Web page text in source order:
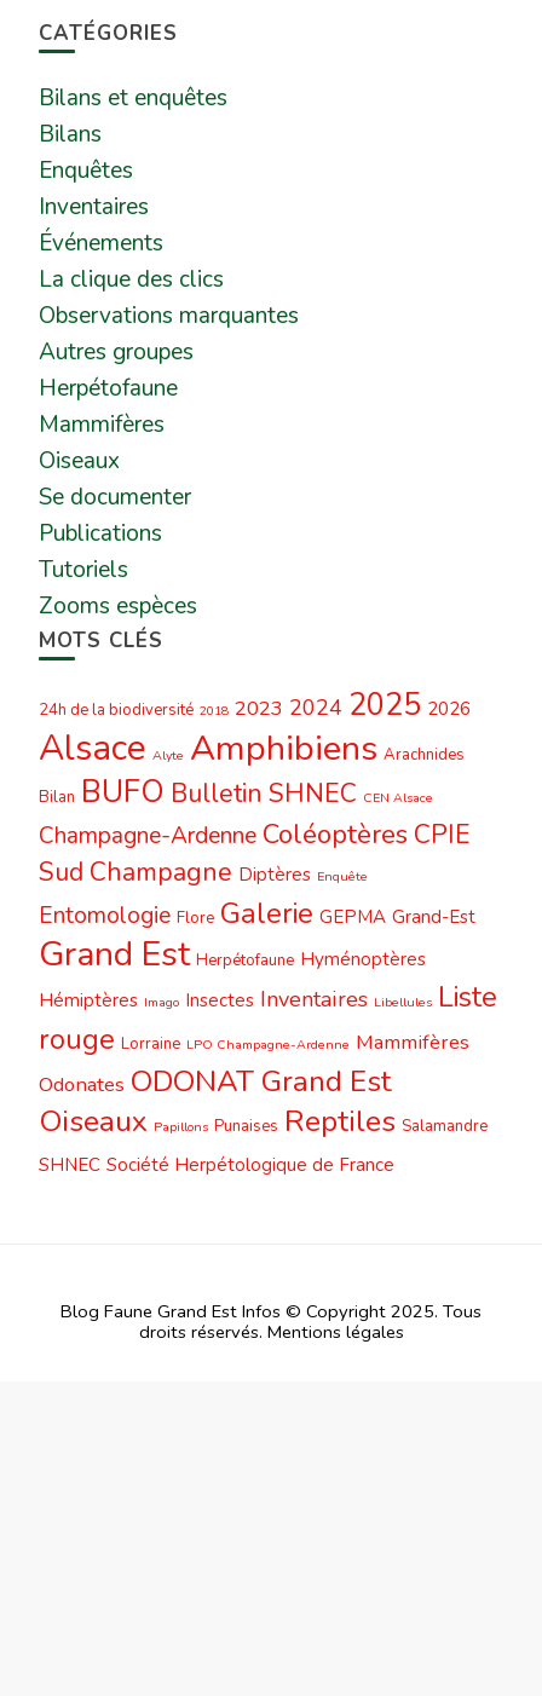
CATÉGORIES
Bilans et enquêtes
Bilans
Enquêtes
Inventaires
Événements
La clique des clics
Observations marquantes
Autres groupes
Herpétofaune
Mammifères
Oiseaux
Se documenter
Publications
Tutoriels
Zooms espèces
MOTS CLÉS
24h de la biodiversité 2018 2023 2024 2025 2026
Alsace Alyte Amphibiens Arachnides
Bilan BUFO Bulletin SHNEC CEN Alsace
Champagne-Ardenne Coléoptères CPIE
Sud Champagne Diptères Enquête
Entomologie Flore Galerie GEPMA Grand-Est
Grand Est Herpétofaune Hyménoptères
Hémiptères Imago Insectes Inventaires Libellules Liste
rouge Lorraine LPO Champagne-Ardenne Mammifères
Odonates ODONAT Grand Est
Oiseaux Papillons Punaises Reptiles Salamandre
SHNEC Société Herpétologique de France
Blog Faune Grand Est Infos © Copyright 2025. Tous
droits réservés. Mentions légales